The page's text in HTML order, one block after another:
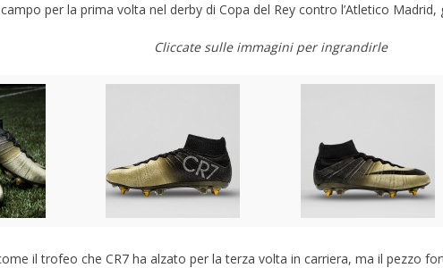
per la prima volta nel derby di Copa del Rey contro l’Atletico Madrid,
Cliccate sulle immagini per ingrandirle
il trofeo che CR7 ha alzato per la terza volta in carriera, ma il pezzo